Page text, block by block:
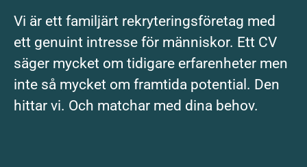
Vi är ett familjärt rekryteringsföretag med
ett genuint intresse för människor. Ett CV
säger mycket om tidigare erfarenheter men
inte så mycket om framtida potential. Den
hittar vi. Och matchar med dina behov.